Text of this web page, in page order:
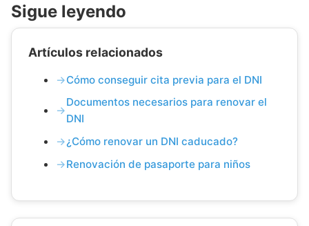
Sigue leyendo
Artículos relacionados
Cómo conseguir cita previa para el DNI
Documentos necesarios para renovar el
DNI
¿Cómo renovar un DNI caducado?
Renovación de pasaporte para niños